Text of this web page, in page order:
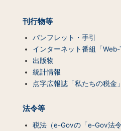
刊行物等
パンフレット・手引
インターネット番組「Web-
出版物
統計情報
点字広報誌「私たちの税金」
法令等
税法（e-Govの「e-Gov法